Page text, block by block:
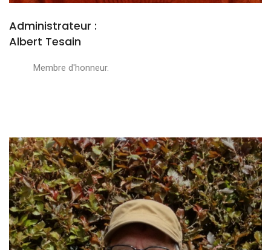
Administrateur :
Albert Tesain
Membre d'honneur.